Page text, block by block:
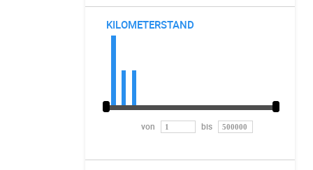
KILOMETERSTAND
von bis